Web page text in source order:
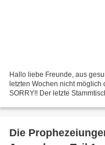
Hallo liebe Freunde, aus
letzten Wochen nicht möglich
SORRY!! Der letzte
Die